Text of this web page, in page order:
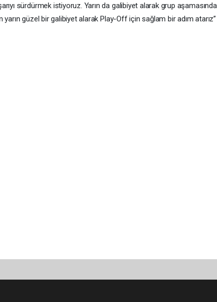
sürdürmek istiyoruz. Yarın da galibiyet alarak grup aşamasında
güzel bir galibiyet alarak Play-Off için sağlam bir adım atarız”